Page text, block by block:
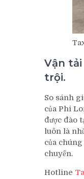
Vận
trội.
So sánh
của Phi
được đào
luôn là
của
chuyển.
Hotline